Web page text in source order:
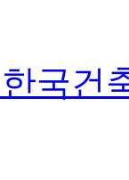
국건